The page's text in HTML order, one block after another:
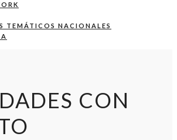
TEMÁTICOS NACIONALES
CON